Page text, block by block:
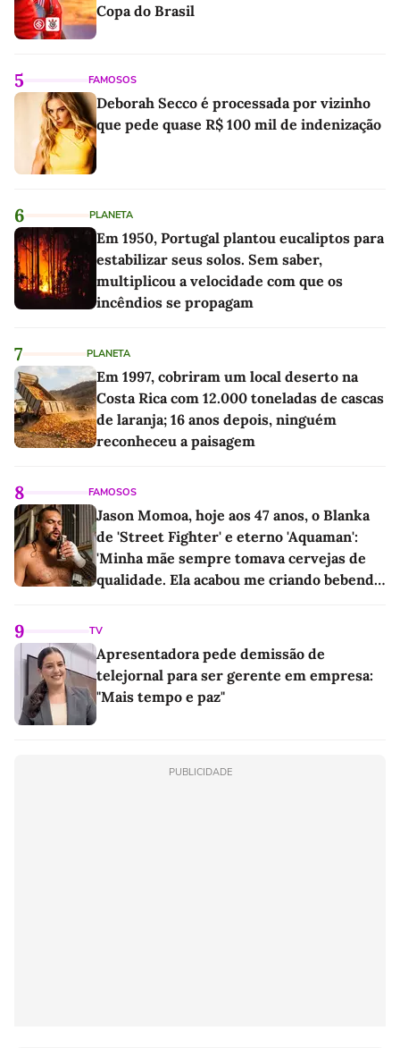
Copa do Brasil
5 FAMOSOS
Deborah Secco é processada por vizinho
que pede quase R$ 100 mil de indenização
6 PLANETA
Em 1950, Portugal plantou eucaliptos para
estabilizar seus solos. Sem saber,
multiplicou a velocidade com que os
incêndios se propagam
7 PLANETA
Em 1997, cobriram um local deserto na
Costa Rica com 12.000 toneladas de cascas
de laranja; 16 anos depois, ninguém
reconheceu a paisagem
8 FAMOSOS
Jason Momoa, hoje aos 47 anos, o Blanka
de 'Street Fighter' e eterno 'Aquaman':
'Minha mãe sempre tomava cervejas de
qualidade. Ela acabou me criando bebendo
9 TV
Apresentadora pede demissão de
telejornal para ser gerente em empresa:
"Mais tempo e paz"
PUBLICIDADE